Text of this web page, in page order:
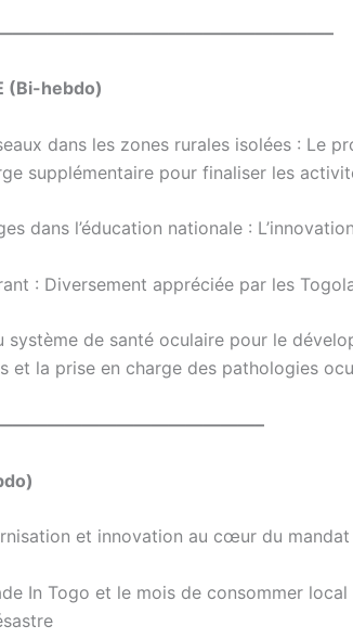
(Bi-hebdo)
dans les zones rurales isolées : Le
supplémentaire pour finaliser les
dans l’éducation nationale :
: Diversement appréciée par les
de santé oculaire pour le
et la prise en charge des pathologies
et innovation au cœur du
In Togo et le mois de consommer